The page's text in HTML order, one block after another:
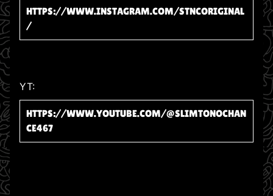
HTTPS://WWW.INSTAGRAM.COM/STNCORIGINAL
/
YT:
HTTPS://WWW.YOUTUBE.COM/@SLIMTONOCHAN
CE467